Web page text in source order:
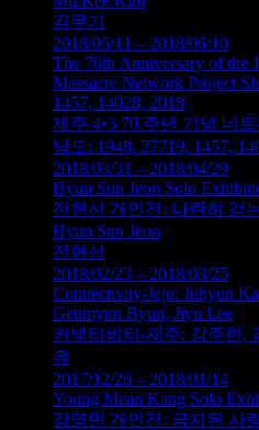
김무기
2018/05/11 – 2018/06/10
The 70th Anniversary of the
Massacre Network Project
1457, 14028, 2018
제주 4•3 70 주년 기념 네
남도: 1948, 27719, 1457,
2018/03/31 – 2018/04/29
Hyun Sun Jeon Solo
전현선 개인전: 나란히 걷
Hyun Sun Jeon
전현선
2018/02/23 – 2018/03/25
Connectivity-Jeju: Juhyun
Geumyun Byun, Jiyu Lee
커넥티비티-제주: 강주현,
유
2017/12/26 – 2018/01/14
Young Mean Kang Solo
강영민 개인전: 금지된 사